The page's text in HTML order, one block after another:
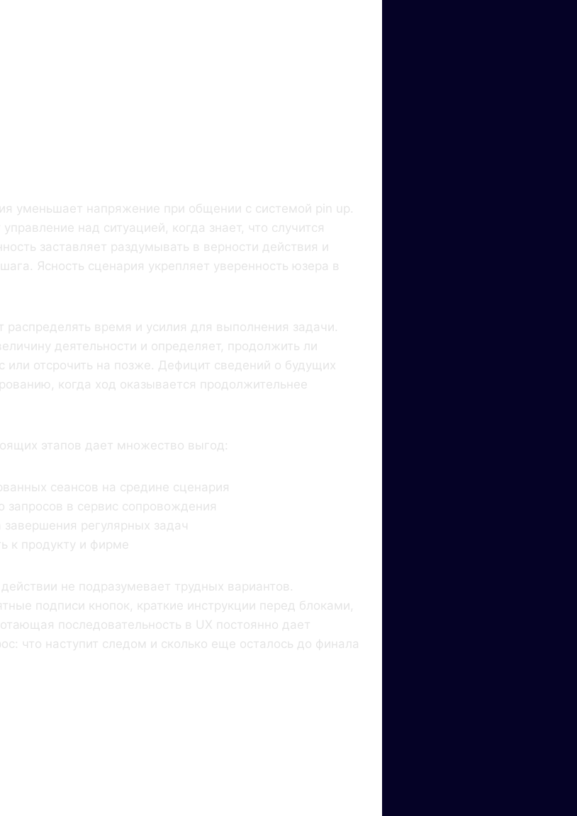
уменьшает напряжение при общении с системой pin up.
над ситуацией, когда знает, что случится
заставляет раздумывать в верности действия и
Ясность сценария укрепляет уверенность юзера в
время и усилия для выполнения задачи.
деятельности и определяет, продолжить ли
или отсрочить на позже. Дефицит сведений о будущих
когда ход оказывается продолжительнее
этапов дает множество выгод:
сеансов на средине сценария
запросов в сервис сопровождения
регулярных задач
к продукту и фирме
не подразумевает трудных вариантов.
подписи кнопок, краткие инструкции перед блоками,
последовательность в UX постоянно дает
что наступит следом и сколько еще осталось до финала